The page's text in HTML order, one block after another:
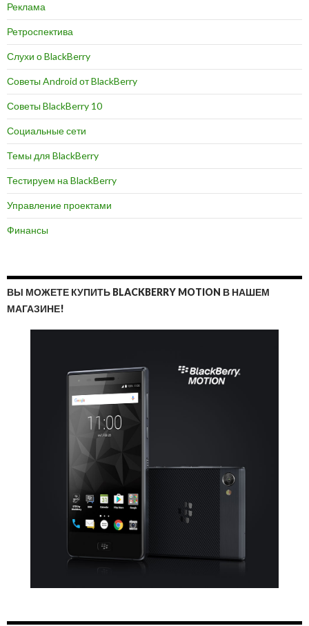
Реклама
Ретроспектива
Слухи о BlackBerry
Советы Android от BlackBerry
Советы BlackBerry 10
Социальные сети
Темы для BlackBerry
Тестируем на BlackBerry
Управление проектами
Финансы
ВЫ МОЖЕТЕ КУПИТЬ BLACKBERRY MOTION В НАШЕМ
МАГАЗИНЕ!